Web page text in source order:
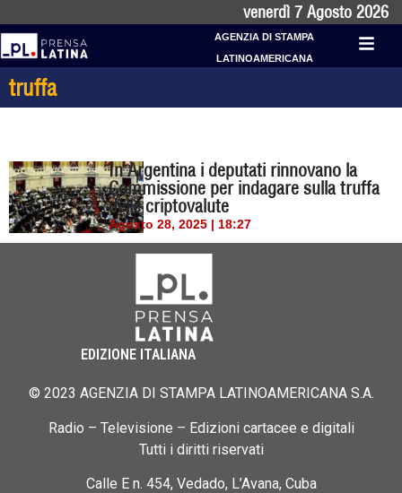
venerdì 7 Agosto 2026
AGENZIA DI STAMPA
LATINOAMERICANA
truffa
In Argentina i deputati rinnovano la
Commissione per indagare sulla truffa
delle criptovalute
Agosto 28, 2025 | 18:27
EDIZIONE ITALIANA
© 2023 AGENZIA DI STAMPA LATINOAMERICANA S.A.
Radio – Televisione – Edizioni cartacee e digitali
Tutti i diritti riservati
Calle E n. 454, Vedado, L’Avana, Cuba